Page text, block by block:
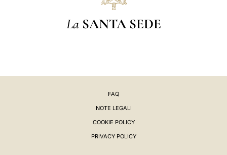
La SANTA SEDE
FAQ
NOTE LEGALI
COOKIE POLICY
PRIVACY POLICY